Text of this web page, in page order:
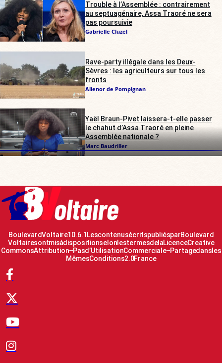
Trouble à l’Assemblée : contrairement
au septuagénaire, Assa Traoré ne sera
pas poursuivie
Gabrielle Cluzel
Rave-party illégale dans les Deux-
Sèvres : les agriculteurs sur tous les
fronts
Alienor de Pompignan
Yaël Braun-Pivet laissera-t-elle passer
le chahut d’Assa Traoré en pleine
Assemblée nationale ?
Marc Baudriller
Boulevard Voltaire 10.6.1 Les contenus écrits publiés par Boulevard
Voltaire sont mis à disposition selon les termes de la Licence Creative
Commons Attribution – Pas d’Utilisation Commerciale – Partage dans les
Mêmes Conditions 2.0 France